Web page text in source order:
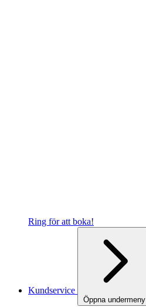
Ring för att boka!
Kundservice
Öppna undermeny